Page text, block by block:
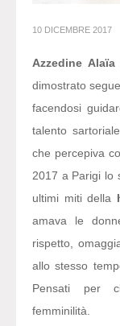
10 DICEMBRE 2017
Azzedine Alaïa
dimostrato
facendosi
talento
che percepiva
2017 a Parigi lo
ultimi miti della
amava le
rispetto,
allo stesso
Pensati per
femminilità.